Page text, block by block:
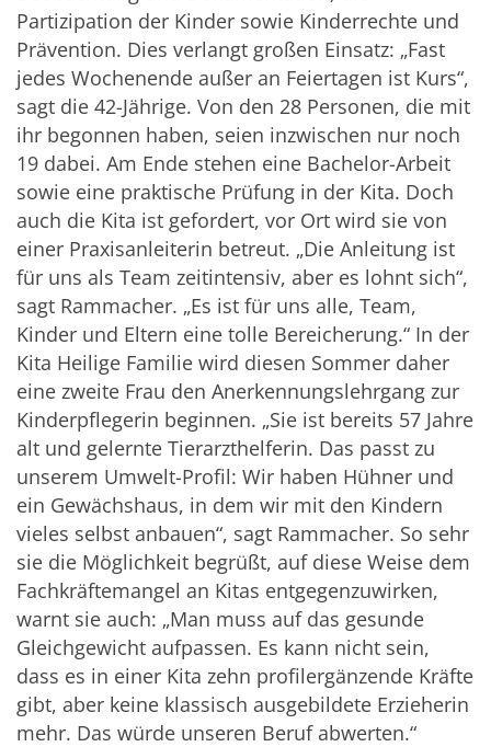
Partizipation der Kinder sowie Kinderrechte und
Prävention. Dies verlangt großen Einsatz: „Fast
jedes Wochenende außer an Feiertagen ist Kurs“,
sagt die 42-Jährige. Von den 28 Personen, die mit
ihr begonnen haben, seien inzwischen nur noch
19 dabei. Am Ende stehen eine Bachelor-Arbeit
sowie eine praktische Prüfung in der Kita. Doch
auch die Kita ist gefordert, vor Ort wird sie von
einer Praxisanleiterin betreut. „Die Anleitung ist
für uns als Team zeitintensiv, aber es lohnt sich“,
sagt Rammacher. „Es ist für uns alle, Team,
Kinder und Eltern eine tolle Bereicherung.“ In der
Kita Heilige Familie wird diesen Sommer daher
eine zweite Frau den Anerkennungslehrgang zur
Kinderpflegerin beginnen. „Sie ist bereits 57 Jahre
alt und gelernte Tierarzthelferin. Das passt zu
unserem Umwelt-Profil: Wir haben Hühner und
ein Gewächshaus, in dem wir mit den Kindern
vieles selbst anbauen“, sagt Rammacher. So sehr
sie die Möglichkeit begrüßt, auf diese Weise dem
Fachkräftemangel an Kitas entgegenzuwirken,
warnt sie auch: „Man muss auf das gesunde
Gleichgewicht aufpassen. Es kann nicht sein,
dass es in einer Kita zehn profilergänzende Kräfte
gibt, aber keine klassisch ausgebildete Erzieherin
mehr. Das würde unseren Beruf abwerten.“